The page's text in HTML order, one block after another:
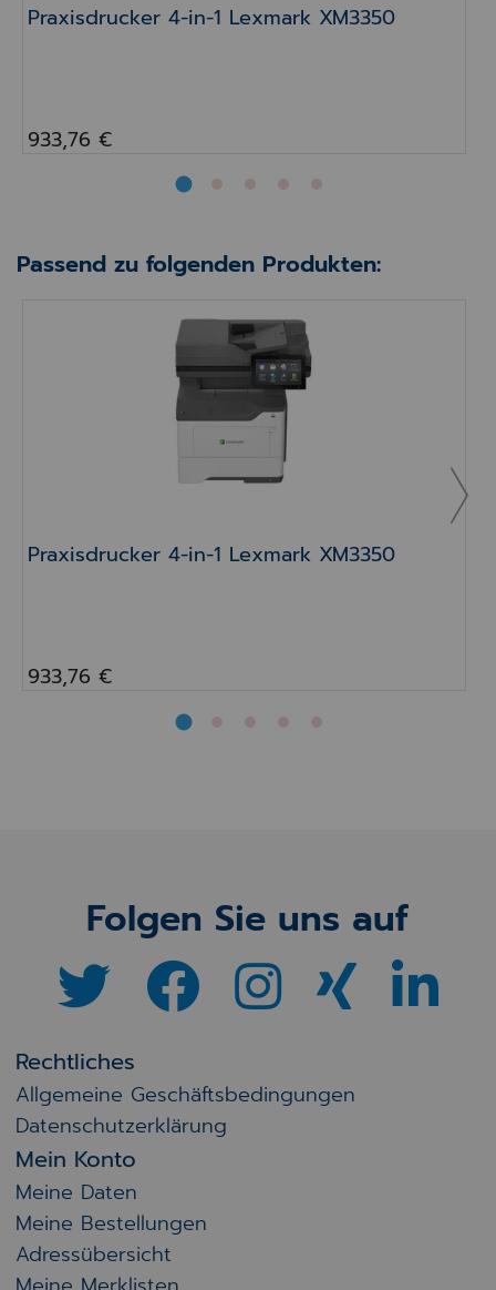
Praxisdrucker 4-in-1 Lexmark XM3350
933,76 €
Passend zu folgenden Produkten:
Praxisdrucker 4-in-1 Lexmark XM3350
Praxisdrucker 4-in-1 Lexmark XM3350
933,76 €
Folgen Sie uns auf
Rechtliches
Allgemeine Geschäftsbedingungen
Datenschutzerklärung
Mein Konto
Meine Daten
Meine Bestellungen
Adressübersicht